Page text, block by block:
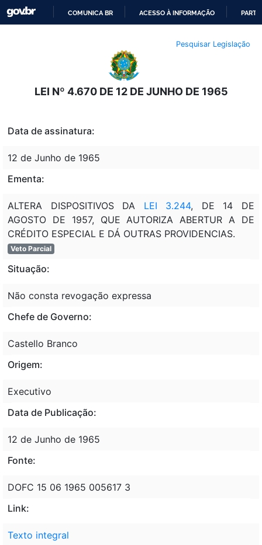
O
CONTEÚDO
COMUNICA BR ACESSO À INFORMAÇÃO
Pesquisar Legislação
LEI Nº 4.670 DE 12 DE JUNHO DE 1965
Data de assinatura:
12 de Junho de 1965
Ementa:
ALTERA DISPOSITIVOS DA LEI 3.244, DE 14 DE
AGOSTO DE 1957, QUE AUTORIZA ABERTUR A DE
CRÉDITO ESPECIAL E DÁ OUTRAS PROVIDENCIAS.
Veto Parcial
Situação:
Não consta revogação expressa
Chefe de Governo:
Castello Branco
Origem:
Executivo
Data de Publicação:
12 de Junho de 1965
Fonte:
DOFC 15 06 1965 005617 3
Link:
Texto integral